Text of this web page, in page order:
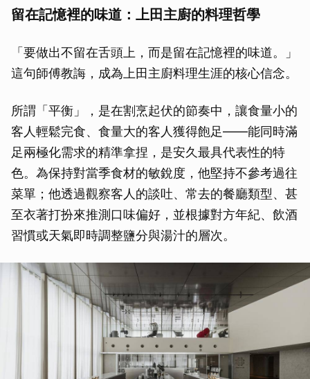
留在記憶裡的味道：上田主廚的料理哲學
「要做出不留在舌頭上，而是留在記憶裡的味道。」
這句師傅教誨，成為上田主廚料理生涯的核心信念。
所謂「平衡」，是在割烹起伏的節奏中，讓食量小的
客人輕鬆完食、食量大的客人獲得飽足——能同時滿
足兩極化需求的精準拿捏，是安久最具代表性的特
色。為保持對當季食材的敏銳度，他堅持不參考過往
菜單；他透過觀察客人的談吐、常去的餐廳類型、甚
至衣著打扮來推測口味偏好，並根據對方年紀、飲酒
習慣或天氣即時調整鹽分與湯汁的層次。